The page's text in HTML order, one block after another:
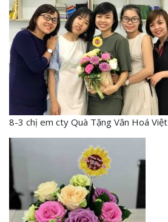
8-3 chị em cty Quà Tặng Văn Hoá Việt